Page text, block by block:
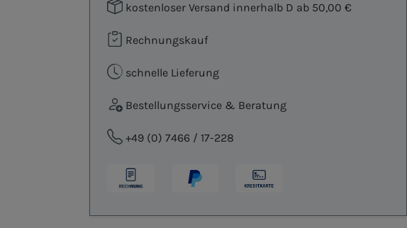
kostenloser Versand innerhalb D ab 50,00 €
Rechnungskauf
schnelle Lieferung
Bestellungsservice & Beratung
+49 (0) 7466 / 17-228